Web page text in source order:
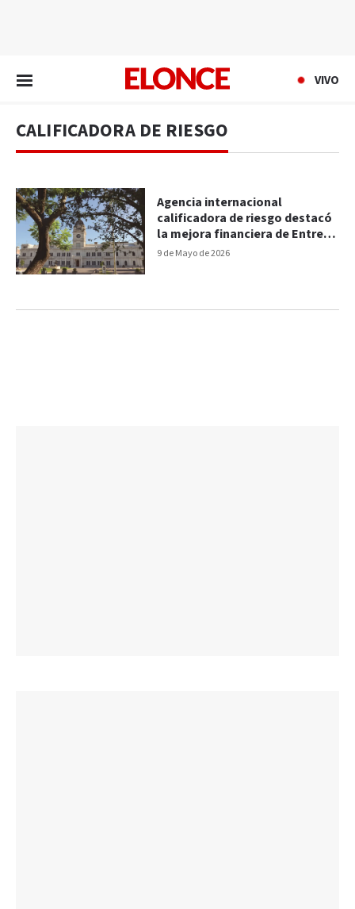
VIVO
CALIFICADORA DE RIESGO
9 de Mayo de 2026
Agencia internacional
calificadora de riesgo destacó
la mejora financiera de Entre
Ríos